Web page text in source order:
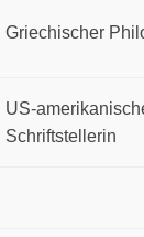
Griechischer
US-
Schriftstellerin